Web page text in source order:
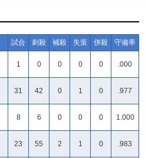
試合 刺殺 補殺 失策 併殺 守備率
1 0 0 0 0 .000
31 42 0 1 0 .977
8 6 0 0 0 1.000
23 55 2 1 0 .983